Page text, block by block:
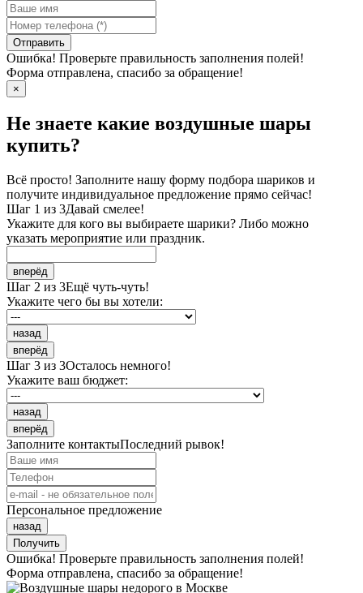
Отправить
Ошибка! Проверьте правильность заполнения полей!
Форма отправлена, спасибо за обращение!
×
Не знаете какие воздушные шары
купить?
Всё просто! Заполните нашу форму подбора шариков и
получите индивидуальное предложение прямо сейчас!
Шаг 1 из 3Давай смелее!
Укажите для кого вы выбираете шарики? Либо можно
указать мероприятие или праздник.
вперёд
Шаг 2 из 3Ещё чуть-чуть!
Укажите чего бы вы хотели:
назад
вперёд
Шаг 3 из 3Осталось немного!
Укажите ваш бюджет:
назад
вперёд
Заполните контактыПоследний рывок!
Персональное предложение
назад
Получить
Ошибка! Проверьте правильность заполнения полей!
Форма отправлена, спасибо за обращение!